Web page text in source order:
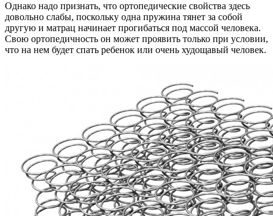
Однако надо признать, что ортопедические свойства здесь
довольно слабы, поскольку одна пружина тянет за собой
другую и матрац начинает прогибаться под массой человека.
Свою ортопедичность он может проявить только при условии,
что на нем будет спать ребенок или очень худощавый человек.